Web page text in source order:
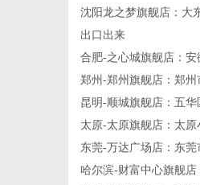
沈阳龙之梦旗舰店：大
出口出来
合肥-之心城旗舰店：
郑州-郑州旗舰店：郑
昆明-顺城旗舰店：五
太原-太原旗舰店：太
东莞-万达广场店：东
哈尔滨-财富中心旗舰